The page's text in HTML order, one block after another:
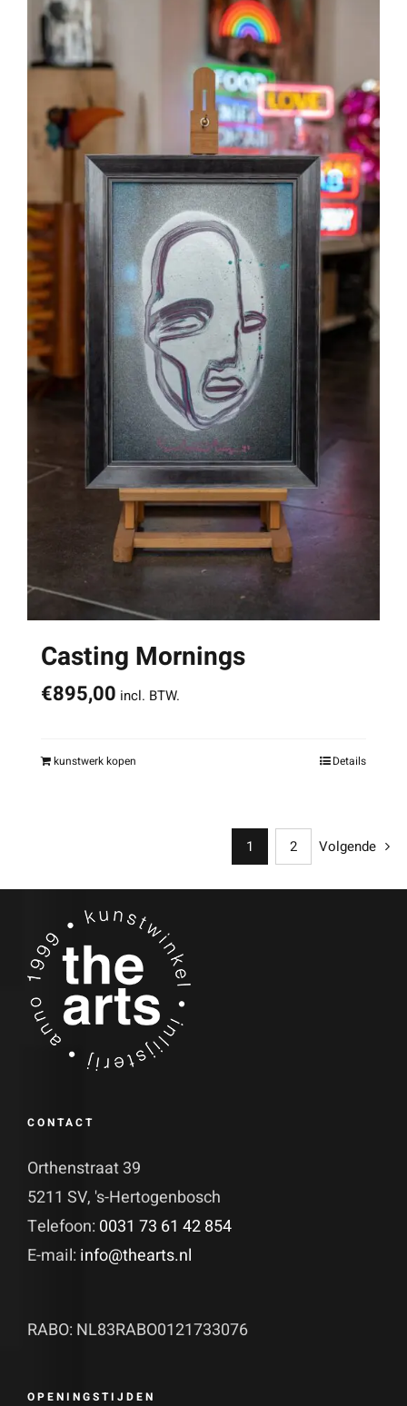
Casting Mornings
€895,00 incl. BTW.
kunstwerk kopen Details
1 2 Volgende
CONTACT
Orthenstraat 39
5211 SV, 's-Hertogenbosch
Telefoon: 0031 73 61 42 854
E-mail: info@thearts.nl
RABO: NL83RABO0121733076
OPENINGSTIJDEN